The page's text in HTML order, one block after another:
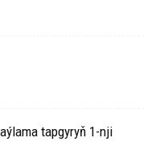
tapgyryň 1-nji